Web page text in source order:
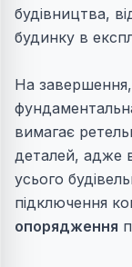
будівництва,
будинку в
На
вимагає
деталей, адже
усього
підключення
опорядження